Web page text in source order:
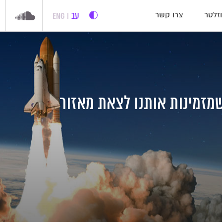
צרו קשר עב ENG
שמזמינות אותנו לצאת מאזור